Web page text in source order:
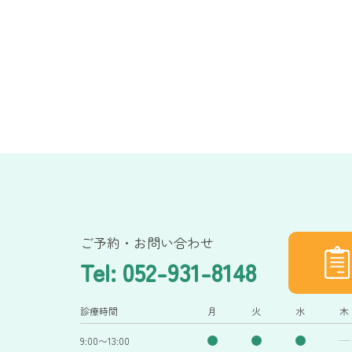
ご予約・お問い合わせ
Tel: 052-931-8148
診療時間 月 火 水 木
9:00〜13:00